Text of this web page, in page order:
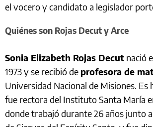
el vocero y candidato a legislador
Quiénes son Rojas Decut y Arce
Sonia Elizabeth Rojas Decut nació
1973 y se recibió de profesora de
Universidad Nacional de Misiones. Es
fue rectora del Instituto Santa María
donde trabajó durante 26 años junto